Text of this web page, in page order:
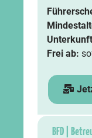
Frei ab:
BFD |